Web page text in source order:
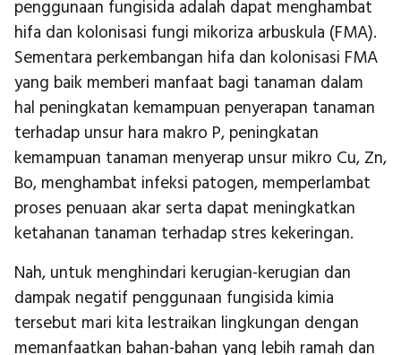
penggunaan fungisida adalah dapat menghambat
hifa dan kolonisasi fungi mikoriza arbuskula (FMA).
Sementara perkembangan hifa dan kolonisasi FMA
yang baik memberi manfaat bagi tanaman dalam
hal peningkatan kemampuan penyerapan tanaman
terhadap unsur hara makro P, peningkatan
kemampuan tanaman menyerap unsur mikro Cu, Zn,
Bo, menghambat infeksi patogen, memperlambat
proses penuaan akar serta dapat meningkatkan
ketahanan tanaman terhadap stres kekeringan.
Nah, untuk menghindari kerugian-kerugian dan
dampak negatif penggunaan fungisida kimia
tersebut mari kita lestraikan lingkungan dengan
memanfaatkan bahan-bahan yang lebih ramah dan